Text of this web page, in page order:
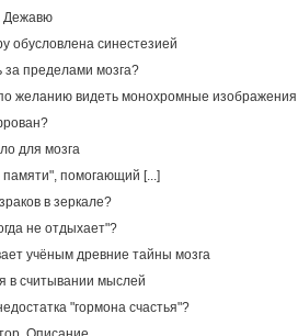
Дежавю
обусловлена синестезией
пределами мозга?
желанию видеть монохромные
для мозга
помогающий [...]
в зеркале?
не отдыхает"?
учёным древние тайны мозга
в считывании мыслей
"гормона счастья"?